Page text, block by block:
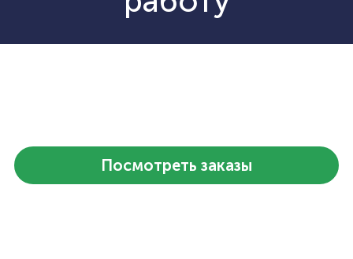
Посмотреть заказы